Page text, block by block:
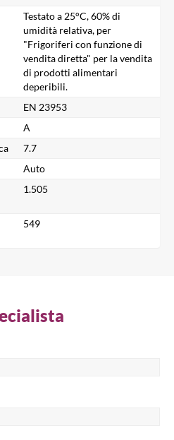
Cerca
Testato a 25°C, 60% di
umidità relativa, per
"Frigoriferi con funzione di
vendita diretta" per la vendita
di prodotti alimentari
deperibili.
EN 23953
A
7.7
Auto
1.505
549